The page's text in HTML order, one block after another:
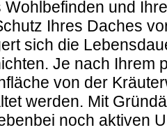
Wohlbefinden und
Ihres Daches
sich die
Je nach Ihrem
von der
werden. Mit
noch aktiven